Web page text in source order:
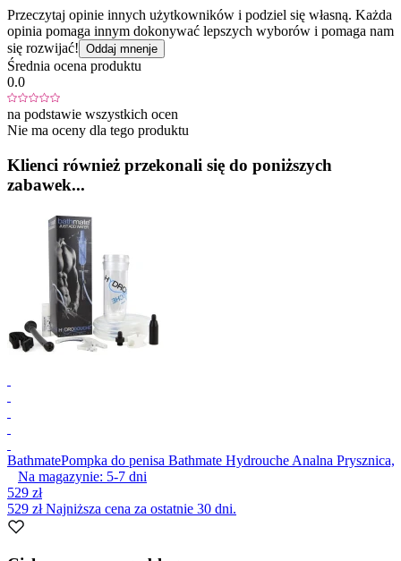
Przeczytaj opinie innych użytkowników i podziel się własną. Każda
opinia pomaga innym dokonywać lepszych wyborów i pomaga nam
się rozwijać! Oddaj mnenje
Średnia ocena produktu
0.0
na podstawie wszystkich ocen
Nie ma oceny dla tego produktu
Klienci również przekonali się do poniższych
zabawek...
BathmatePompka do penisa Bathmate Hydrouche Analna Prysznica,
Na magazynie: 5-7 dni
529 zł
529 złNajniższa cena za ostatnie 30 dni.